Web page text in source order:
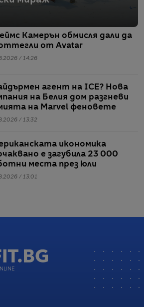
Камерън обмисля дали да
от Avatar
/ 14:26
агент на ICE? Нова
на Белия дом разгневи
на Marvel феновете
/ 13:32
икономика
е загубила 23 000
места през юли
/ 13:01